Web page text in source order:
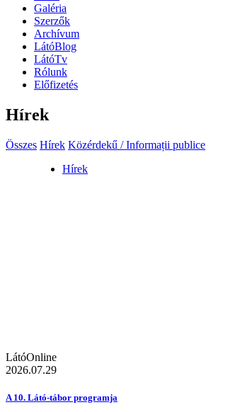
Galéria
Szerzők
Archívum
LátóBlog
LátóTv
Rólunk
Előfizetés
Hírek
Összes Hírek Közérdekű / Informații publice
Hírek
LátóOnline
2026.07.29
A 10. Látó-tábor programja